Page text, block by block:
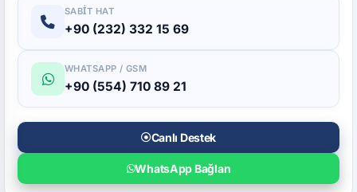
SABIT HAT
+90 (232) 332 15 69
WHATSAPP / GSM
+90 (554) 710 89 21
Canlı Destek
WhatsApp Bağlan